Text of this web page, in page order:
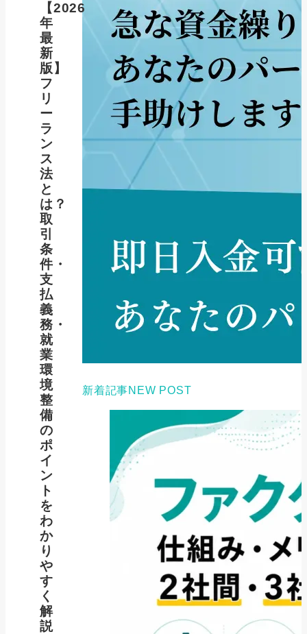
【2026
年
最
新
版】
フ
リ
ー
ラ
ン
ス
法
と
は？
取
引
条
件・
支
払
義
務・
就
業
環
境
整
備
の
ポ
イ
ン
ト
を
わ
か
り
や
す
く
解
説
新着記事NEW POST